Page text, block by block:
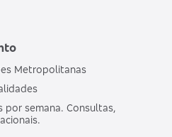
Metropolitanas
por semana. Consultas,